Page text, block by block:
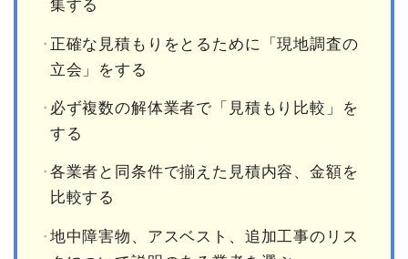
集する
正確な見積もりをとるために「現地調査の
立会」をする
必ず複数の解体業者で「見積もり比較」を
する
各業者と同条件で揃えた見積内容、金額を
比較する
地中障害物、アスベスト、追加工事のリス